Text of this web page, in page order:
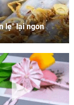
lẹ" lại ngon